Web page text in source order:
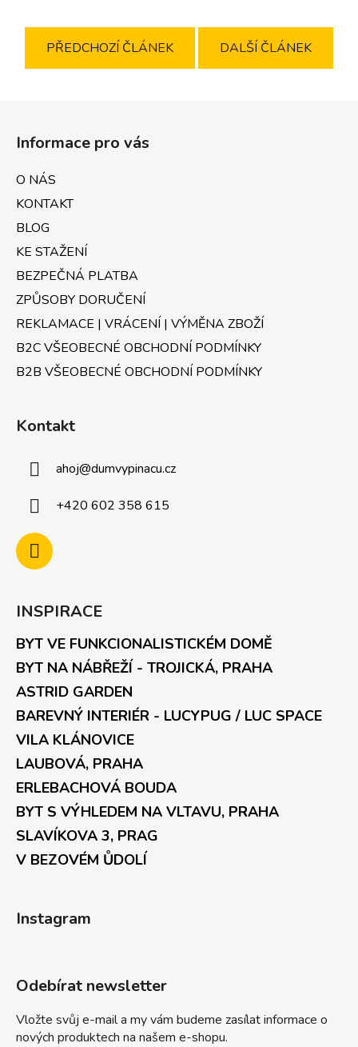
PŘEDCHOZÍ ČLÁNEK DALŠÍ ČLÁNEK
Informace pro vás
O NÁS
KONTAKT
BLOG
KE STAŽENÍ
BEZPEČNÁ PLATBA
ZPŮSOBY DORUČENÍ
REKLAMACE | VRÁCENÍ | VÝMĚNA ZBOŽÍ
B2C VŠEOBECNÉ OBCHODNÍ PODMÍNKY
B2B VŠEOBECNÉ OBCHODNÍ PODMÍNKY
Kontakt
ahoj@dumvypinacu.cz
+420 602 358 615
INSPIRACE
BYT VE FUNKCIONALISTICKÉM DOMĚ
BYT NA NÁBŘEŽÍ - TROJICKÁ, PRAHA
ASTRID GARDEN
BAREVNÝ INTERIÉR - LUCYPUG / LUC SPACE
VILA KLÁNOVICE
LAUBOVÁ, PRAHA
ERLEBACHOVÁ BOUDA
BYT S VÝHLEDEM NA VLTAVU, PRAHA
SLAVÍKOVA 3, PRAG
V BEZOVÉM ŮDOLÍ
Instagram
Odebírat newsletter
Vložte svůj e-mail a my vám budeme zasílat informace o
nových produktech na našem e-shopu.